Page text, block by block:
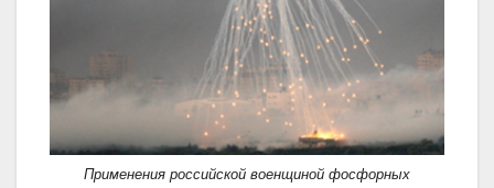
Применения российской военщиной фосфорных